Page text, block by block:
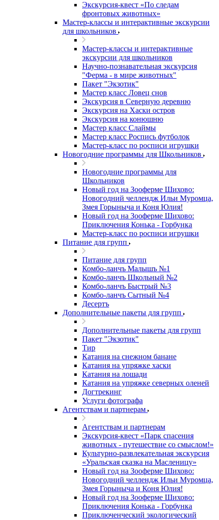
Экскурсия-квест «По следам
фронтовых животных»
Мастер-классы и интерактивные экскурсии
для школьников
Мастер-классы и интерактивные
экскурсии для школьников
Научно-познавательная экскурсия
"Ферма - в мире животных"
Пакет "Экзотик"
Мастер класс Ловец снов
Экскурсия в Северную деревню
Экскурсия на Хаски остров
Экскурсия на конюшню
Мастер класс Слаймы
Мастер класс Роспись футболок
Мастер-класс по росписи игрушки
Новогодние программы для Школьников
Новогодние программы для
Школьников
Новый год на Зооферме Шихово:
Новогодний челлендж Ильи Муромца,
Змея Горыныча и Коня Юлия!
Новый год на Зооферме Шихово:
Приключения Конька - Горбунка
Мастер-класс по росписи игрушки
Питание для групп
Питание для групп
Комбо-ланчъ Малышъ №1
Комбо-ланчъ Школьный №2
Комбо-ланчъ Быстрый №3
Комбо-ланчъ Сытный №4
Десертъ
Дополнительные пакеты для групп
Дополнительные пакеты для групп
Пакет "Экзотик"
Тир
Катания на снежном банане
Катания на упряжке хаски
Катания на лошади
Катания на упряжке северных оленей
Догтрекинг
Услуги фотографа
Агентствам и партнерам
Агентствам и партнерам
Экскурсия-квест «Парк спасения
животных - путешествие со смыслом!»
Культурно-развлекательная экскурсия
«Уральская сказка на Масленицу»
Новый год на Зооферме Шихово:
Новогодний челлендж Ильи Муромца,
Змея Горыныча и Коня Юлия!
Новый год на Зооферме Шихово:
Приключения Конька - Горбунка
Приключенческий экологический